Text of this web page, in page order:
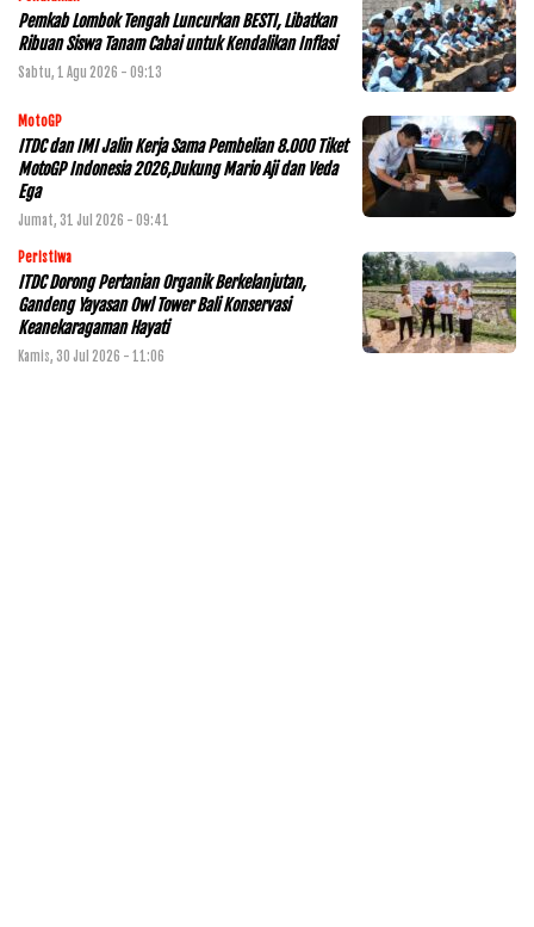
Pemkab Lombok Tengah Luncurkan BESTI, Libatkan
Ribuan Siswa Tanam Cabai untuk Kendalikan Inflasi
Sabtu, 1 Agu 2026 - 09:13
MotoGP
ITDC dan IMI Jalin Kerja Sama Pembelian 8.000 Tiket
MotoGP Indonesia 2026,Dukung Mario Aji dan Veda
Ega
Jumat, 31 Jul 2026 - 09:41
Peristiwa
ITDC Dorong Pertanian Organik Berkelanjutan,
Gandeng Yayasan Owl Tower Bali Konservasi
Keanekaragaman Hayati
Kamis, 30 Jul 2026 - 11:06